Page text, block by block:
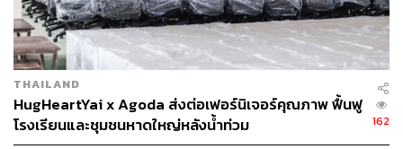
พื้นที่ปลูกข้าวโพดในประเทศเมียนมาในช่วงฤดูแล้งจะเกิดไฟ
ป่าทุกปี ทั้งจากการเผาซากไร่ และการเผาต้นไม้บุกรุกป่า
ขยายพื้นที่เพาะปลูก ทำให้อำเภอแม่สายมีมลพิษทางอากาศ
สูงที่สุดในประเทศไทยทุกปี จากตำแหน่งทางภูมิศาสตร์อยู่
ใกล้แหล่งกำเนิดไฟที่อยู่ต้นลม
THAILAND
HugHeartYai x Agoda ส่งต่อเฟอร์นิเจอร์คุณภาพ ฟื้นฟู
โรงเรียนและชุมชนหาดใหญ่หลังน้ำท่วม
162